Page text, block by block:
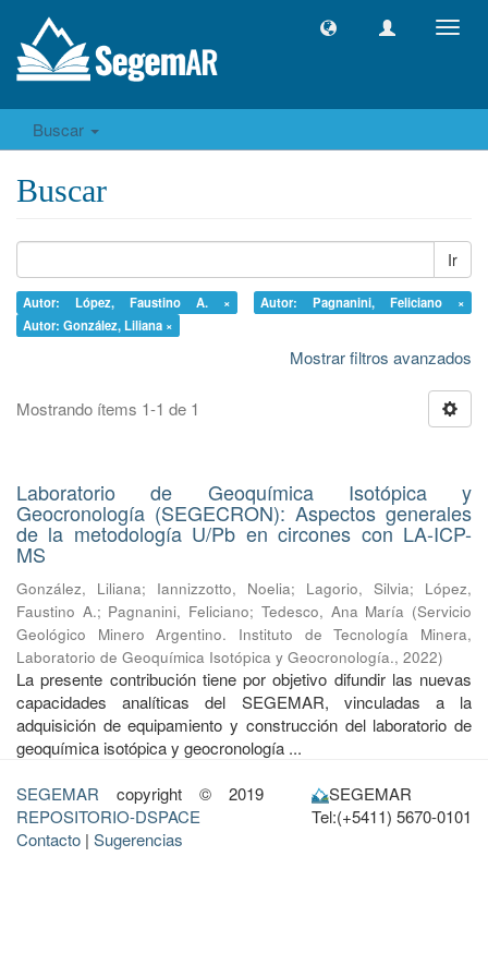
Buscar
Buscar
Ir
Autor: López, Faustino A. ×
Autor: Pagnanini, Feliciano ×
Autor: González, Liliana ×
Mostrar filtros avanzados
Mostrando ítems 1-1 de 1
Laboratorio de Geoquímica Isotópica y
Geocronología (SEGECRON): Aspectos generales
de la metodología U/Pb en circones con LA-ICP-
MS
González, Liliana; Iannizzotto, Noelia; Lagorio, Silvia; López,
Faustino A.; Pagnanini, Feliciano; Tedesco, Ana María (Servicio
Geológico Minero Argentino. Instituto de Tecnología Minera,
Laboratorio de Geoquímica Isotópica y Geocronología., 2022)
La presente contribución tiene por objetivo difundir las nuevas
capacidades analíticas del SEGEMAR, vinculadas a la
adquisición de equipamiento y construcción del laboratorio de
geoquímica isotópica y geocronología ...
SEGEMAR copyright © 2019
REPOSITORIO-DSPACE
Contacto | Sugerencias
SEGEMAR
Tel:(+5411) 5670-0101